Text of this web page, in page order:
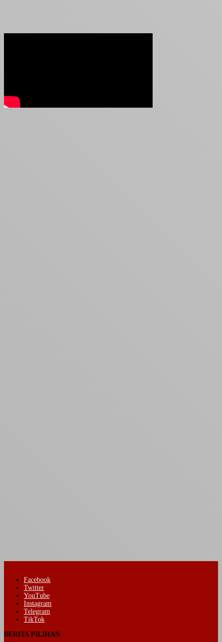
Facebook
Twitter
YouTube
Instagram
Telegram
TikTok
BERITA PILIHAN